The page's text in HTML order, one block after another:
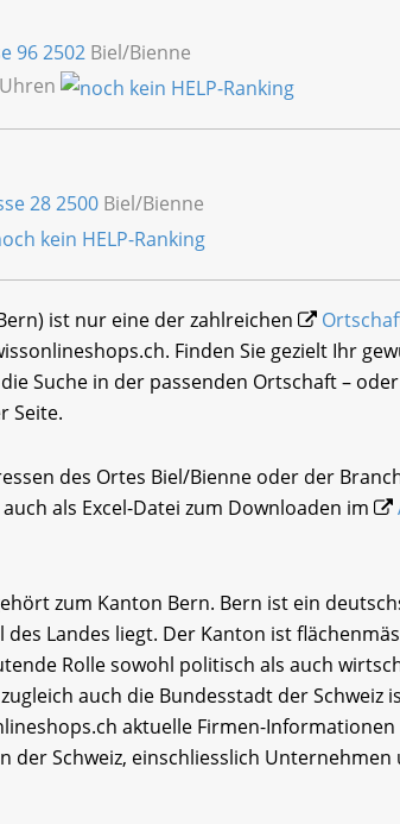
962502 Biel/Bienne
282500 Biel/Bienne
ist nur eine der zahlreichen
Finden Sie gezielt Ihr
Suche in der passenden Ortschaft –
Seite.
des Ortes Biel/Bienne oder der
als Excel-Datei zum Downloaden im
zum Kanton Bern. Bern ist ein
des Landes liegt. Der Kanton ist
Rolle sowohl politisch als auch
auch die Bundesstadt der Schweiz
aktuelle Firmen-
der Schweiz, einschliesslich